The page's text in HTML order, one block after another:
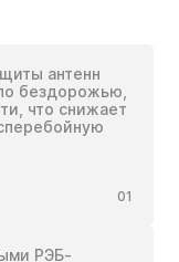
антенн
бездорожью,
что снижает
01
РЭБ-
с нами, нажав